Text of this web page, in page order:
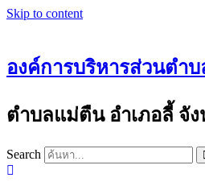
Skip to content
องค์การบริหารส่วนตำบ
ตำบลแม่ตืน อำเภอลี้ จั
Search